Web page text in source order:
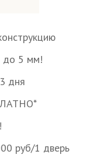
до 5 мм!
дня
руб/1 дверь